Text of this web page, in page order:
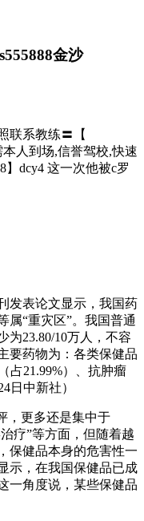
金沙
联系教练〓【
本人到场,信誉驾校,快速
】dcy4 这一次他被c罗
发表论文显示，我国药
属“重灾区”。我国普通
为23.80/10万人，不容
要药物为：各类保健品
占21.99%）、抗肿瘤
日中新社）
，更多还是集中于
疗”等方面，但随着越
保健品本身的危害性一
示，在我国保健品已成
一角度说，某些保健品